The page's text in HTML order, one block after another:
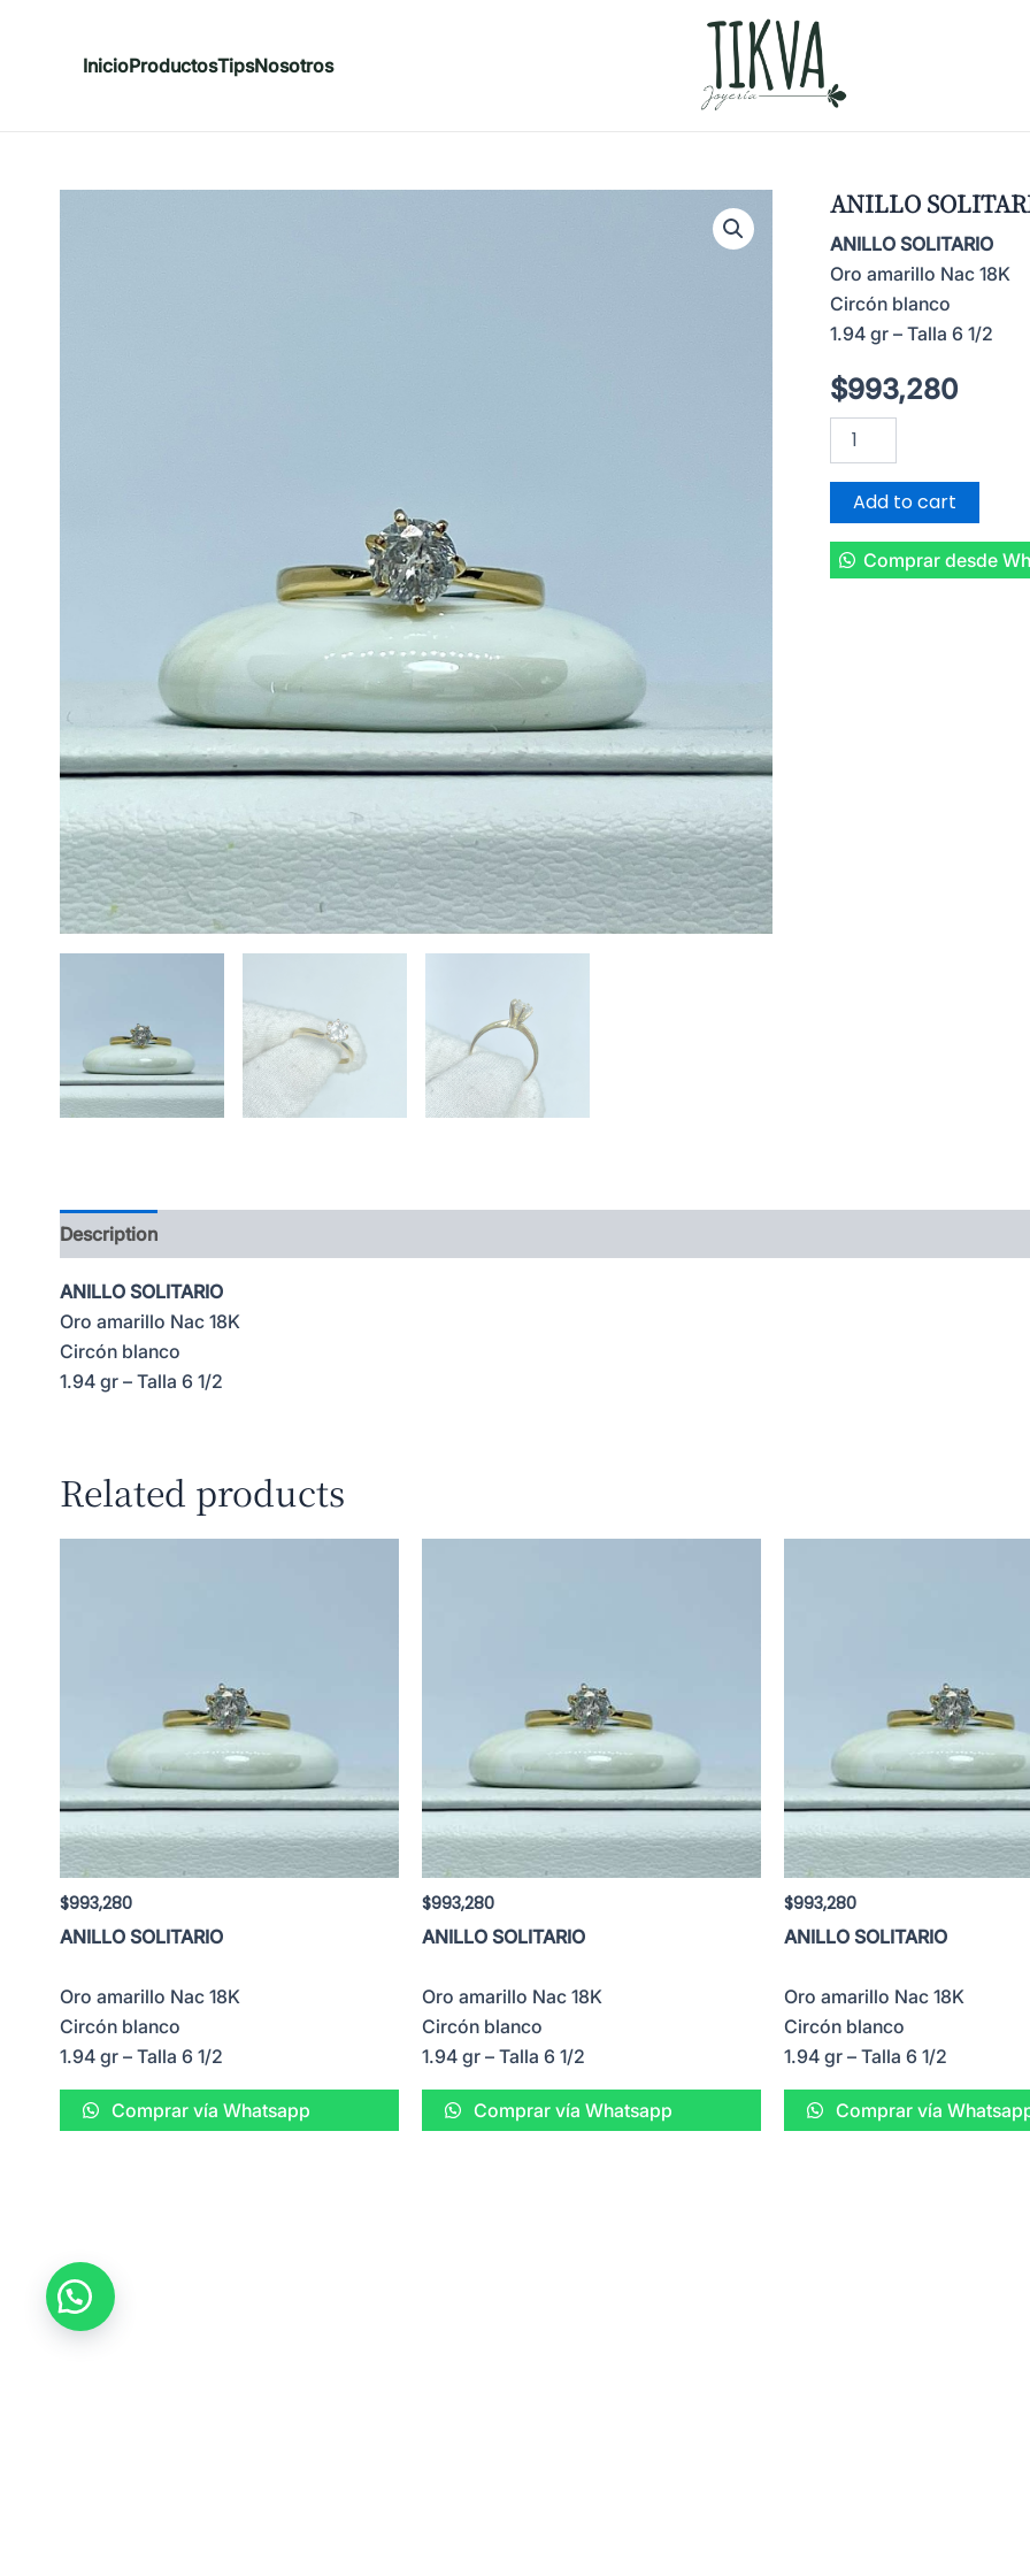
InicioProductosTipsNosotros
ANILLO
ANILLO SOLITARIO
Oro amarillo Nac 18K
Circón blanco
1.94 gr – Talla 6 1/2
$993,280
ANILLO
SOLITARIO
Add to cart
Comprar desde
Description
ANILLO SOLITARIO
Oro amarillo Nac 18K
Circón blanco
1.94 gr – Talla 6 1/2
Related products
$993,280
ANILLO SOLITARIO
Oro amarillo Nac 18K
Circón blanco
1.94 gr – Talla 6 1/2
Comprar vía Whatsapp
$993,280
ANILLO SOLITARIO
Oro amarillo Nac 18K
Circón blanco
1.94 gr – Talla 6 1/2
Comprar vía Whatsapp
$993,280
ANILLO SOLITARIO
Oro amarillo Nac 18K
Circón blanco
1.94 gr – Talla 6 1/2
Comprar vía